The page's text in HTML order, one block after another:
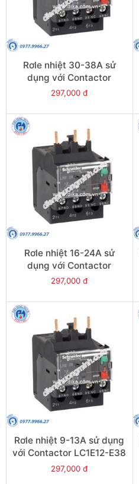
Rơle nhiệt 30-38A sử
dụng với Contactor
LC1E38 - Model LRE35
297,000 đ
Rơle nhiệt 16-24A sử
dụng với Contactor
LC1E25-E38 - Model
297,000 đ
Rơle nhiệt 9-13A sử dụng
với Contactor LC1E12-E38
- Model LRE16
297,000 đ